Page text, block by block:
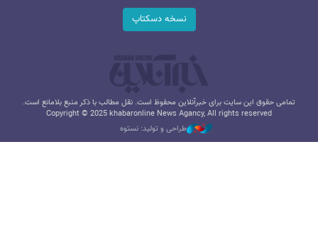
نسخه دسکتاپ
تمامی حقوق این سایت برای خبرآنلاین محفوظ است. نقل مطالب با ذکر منبع بلامانع است.
Copyright © 2025 khabaronline News Agancy, All rights reserved
طراحی و تولید: نستوه